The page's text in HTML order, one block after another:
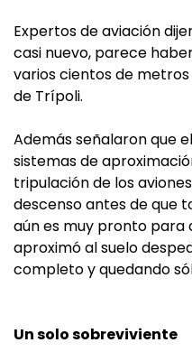
Expertos de aviación
casi nuevo, parece
varios cientos de
de Trípoli.
Además señalaron que
sistemas de
tripulación de los
descenso antes de que
aún es muy pronto para
aproximó al suelo
completo y quedando
Un solo sobreviviente